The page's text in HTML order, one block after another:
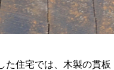
た住宅では、木製の貫